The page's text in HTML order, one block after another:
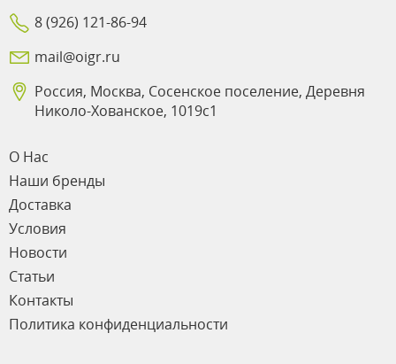
8 (926) 121-86-94
mail@oigr.ru
Россия, Москва, Сосенское поселение, Деревня
Николо-Хованское, 1019с1
О Нас
Наши бренды
Доставка
Условия
Новости
Статьи
Контакты
Политика конфиденциальности